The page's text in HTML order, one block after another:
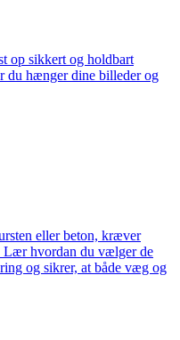
op sikkert og holdbart
du hænger dine billeder og
eller beton, kræver
Lær hvordan du vælger de
og sikrer, at både væg og